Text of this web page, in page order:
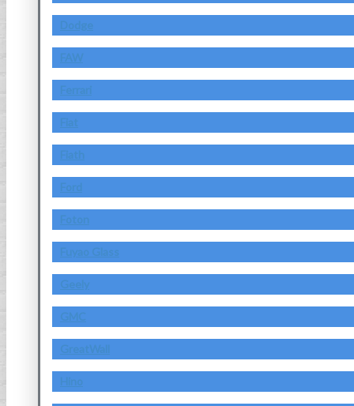
Dodge
FAW
Ferrari
Fiat
Fiath
Ford
Foton
Fuyao Glass
Geely
GMC
GreatWall
Hino